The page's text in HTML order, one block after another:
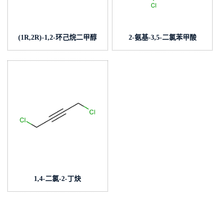
(1R,2R)-1,2-环己烷二甲醇 2-氨基-3,5-二氯苯甲酸
1,4-二氯-2-丁炔